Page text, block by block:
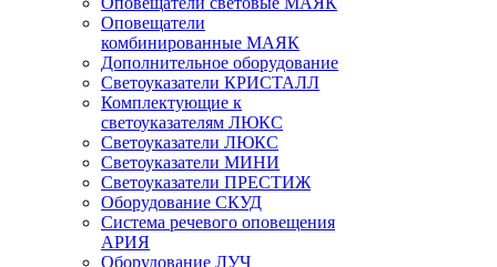
Оповещатели
комбинированные МАЯК
Дополнительное оборудование
Светоуказатели КРИСТАЛЛ
Комплектующие к
светоуказателям ЛЮКС
Светоуказатели ЛЮКС
Светоуказатели МИНИ
Светоуказатели ПРЕСТИЖ
Оборудование СКУД
Система речевого оповещения
АРИЯ
Оборудование ЛУЧ